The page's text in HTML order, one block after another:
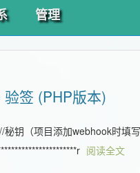
管理
签 (PHP版本)
钥（项目添加webhook时填
阅读全文